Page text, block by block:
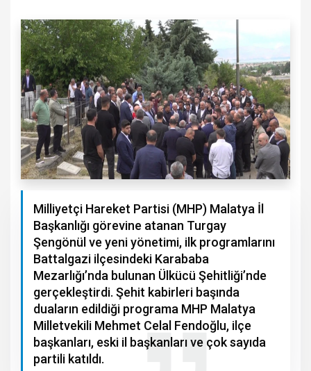
Milliyetçi Hareket Partisi (MHP) Malatya İl
Başkanlığı görevine atanan Turgay
Şengönül ve yeni yönetimi, ilk programlarını
Battalgazi ilçesindeki Karababa
Mezarlığı’nda bulunan Ülkücü Şehitliği’nde
gerçekleştirdi. Şehit kabirleri başında
duaların edildiği programa MHP Malatya
Milletvekili Mehmet Celal Fendoğlu, ilçe
başkanları, eski il başkanları ve çok sayıda
partili katıldı.